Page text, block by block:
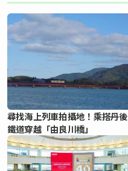
尋找海上列車拍攝地！乘搭丹後
鐵道穿越「由良川橋」